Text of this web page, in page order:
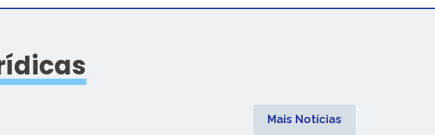
Mais Notícias